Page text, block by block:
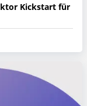
Kickstart für